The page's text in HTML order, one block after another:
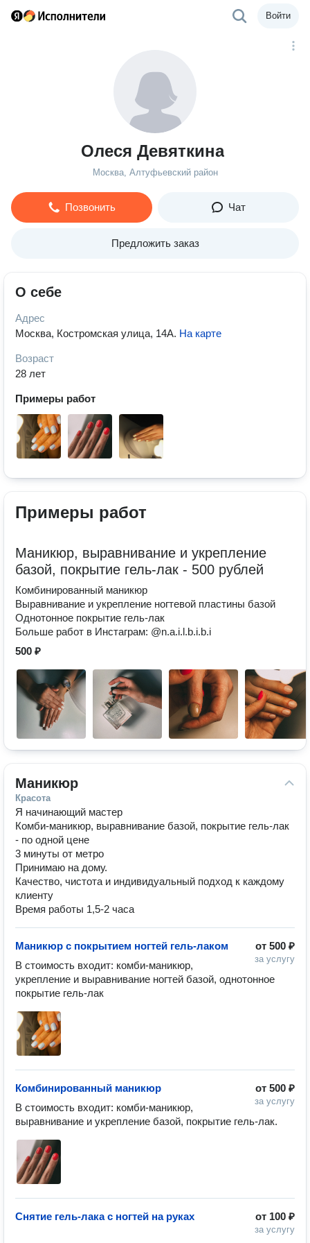
Войти
Олеся Девяткина
Москва, Алтуфьевский район
Позвонить Чат
Предложить заказ
О себе
Адрес
Москва, Костромская улица, 14А. На карте
Возраст
28 лет
Примеры работ
Примеры работ
Маникюр, выравнивание и укрепление
базой, покрытие гель-лак - 500 рублей
Комбинированный маникюр
Выравнивание и укрепление ногтевой пластины базой
Однотонное покрытие гель-лак
Больше работ в Инстаграм: @n.a.i.l.b.i.b.i
500 ₽
Маникюр
Красота
Я начинающий мастер
Комби-маникюр, выравнивание базой, покрытие гель-лак
- по одной цене
3 минуты от метро
Принимаю на дому.
Качество, чистота и индивидуальный подход к каждому
клиенту
Время работы 1,5-2 часа
от 500 ₽
за услугу
Маникюр с покрытием ногтей гель-лаком
В стоимость входит: комби-маникюр,
укрепление и выравнивание ногтей базой, однотонное
покрытие гель-лак
от 500 ₽
за услугу
Комбинированный маникюр
В стоимость входит: комби-маникюр,
выравнивание и укрепление базой, покрытие гель-лак.
от 100 ₽
за услугу
Снятие гель-лака с ногтей на руках